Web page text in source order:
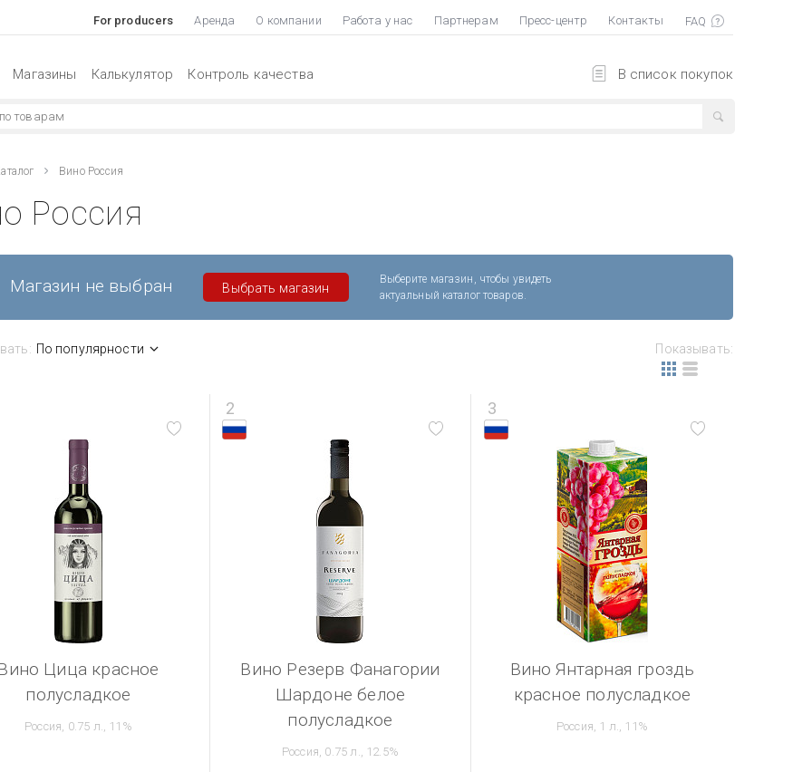
For producers Аренда О компании Работа у нас Партнерам Пресс-центр Контакты
В список покупок
Магазины Калькулятор Контроль качества
Вино Россия
Россия
Магазин не выбран Выбрать магазин
Выберите магазин, чтобы увидеть
актуальный каталог товаров.
По популярности Показывать:
Цица красное
полусладкое
Россия, 0.75 л., 11%
2
Вино Резерв Фанагории
Шардоне белое
полусладкое
Россия, 0.75 л., 12.5%
3
Вино Янтарная гроздь
красное полусладкое
Россия, 1 л., 11%